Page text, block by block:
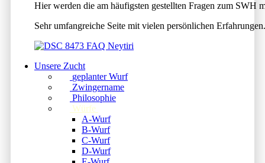
Hier werden die am häufigsten gestellten Fragen zum SWH
Sehr umfangreiche Seite mit vielen persönlichen
Unsere Zucht
geplanter Wurf
Zwingername
Philosophie
Würfe
A-Wurf
B-Wurf
C-Wurf
D-Wurf